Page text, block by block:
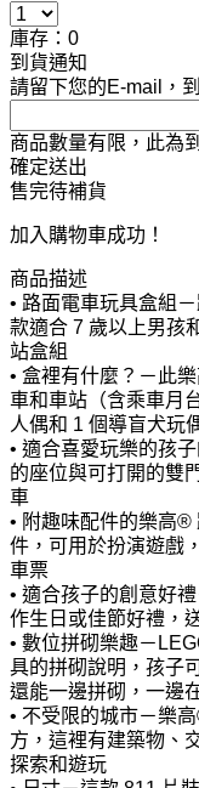
庫存：0
到貨通知
請留下您的E-mail，
商品數量有限，此為
確定送出
售完待補貨
加入購物車成功！
商品描述
• 路面電車玩具盒組
款適合 7 歲以上男孩
站盒組
• 盒裡有什麼？－此
車和車站（含乘車月
人偶和 1 個導盲犬玩
• 適合喜愛玩樂的孩
的座位與可打開的雙
車
• 附趣味配件的樂高
件，可用於扮演遊戲
車票
• 適合孩子的創意好
作生日或佳節好禮，
• 數位拼砌樂趣－
具的拼砌說明，孩子
還能一邊拼砌，一邊
• 不受限的城市－樂
方，這裡有建築物、
探索和遊玩